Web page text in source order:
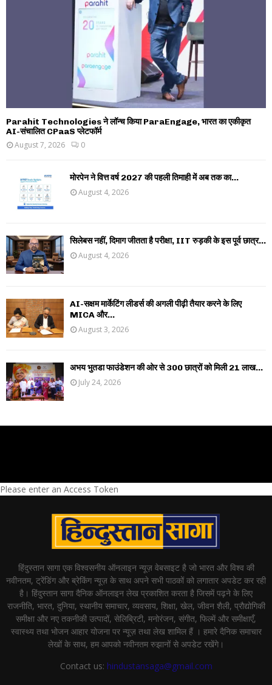
Parahit Technologies ने लॉन्च किया ParaEngage, भारत का एकीकृत
AI-संचालित CPaaS प्लेटफॉर्म
August 7, 2026
0
मोरपेन ने वित्त वर्ष 2027 की पहली तिमाही में अब तक का...
August 4, 2026
सिलेबस नहीं, दिमाग जीतता है परीक्षा, IIT रुड़की के इस पूर्व छात्र...
August 4, 2026
AI-सक्षम मार्केटिंग लीडर्स की अगली पीढ़ी तैयार करने के लिए
MICA और...
August 3, 2026
अभय भुतडा फाउंडेशन की ओर से 300 छात्रों को मिली 21 लाख...
July 24, 2026
Please enter an Access Token
हिंदुस्तान सागा एक विश्वसनीय ऑनलाइन न्यूज़ वेबसाइट है जो भारत और विश्व की
नवीनतम, ट्रेंडिंग और ब्रेकिंग न्यूज़ के साथ अपने सभी पाठकों को लगातार अपडेट कर रही
है। हिंदुस्तान सागा दैनिक ऑनलाइन लेख प्रकाशित करता है जिसमें पढ़ने के लिए
राजनीति, भारत, दुनिया, स्थानीय समाचार, व्यवसाय, शिक्षा, खेल, जीवन शैली, प्रौद्योगिकी
समीक्षा और नए तकनीकी उत्पादों, सेलिब्रिटी, मनोरंजन, संगीत, फिल्में और समीक्षाएँ,
स्वास्थ्य तथा भोजन आहार योजना पर न्यूज़ तथा लेख शामिल हैं । हमारे दैनिक समाचार
लेखों के साथ, हम आपको नवीनतम रुझानों से अपडेट रखेंगे।
Contact us: hindustansaga@gmail.com